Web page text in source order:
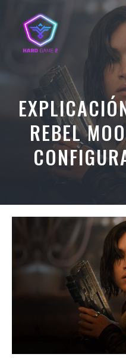
contenido
REBEL